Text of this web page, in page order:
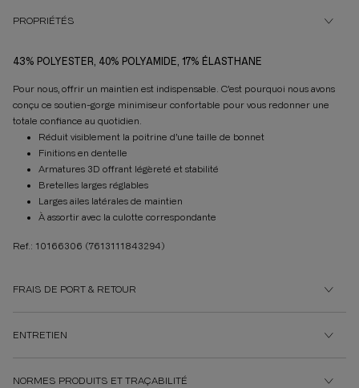
PROPRIÉTÉS
43% POLYESTER, 40% POLYAMIDE, 17% ÉLASTHANE
Pour nous, offrir un maintien est indispensable. C’est pourquoi nous avons
conçu ce soutien-gorge minimiseur confortable pour vous redonner une
totale confiance au quotidien.
Réduit visiblement la poitrine d’une taille de bonnet
Finitions en dentelle
Armatures 3D offrant légèreté et stabilité
Bretelles larges réglables
Larges ailes latérales de maintien
À assortir avec la culotte correspondante
Ref.: 10166306 (7613111843294)
FRAIS DE PORT & RETOUR
ENTRETIEN
NORMES PRODUITS ET TRAÇABILITÉ